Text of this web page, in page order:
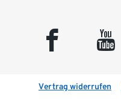
facebook youtube
Vertrag widerrufen